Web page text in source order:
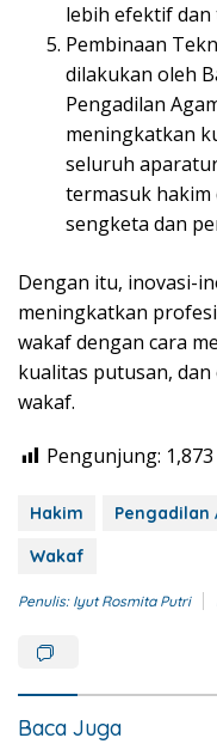
lebih efektif
Pembinaan
dilakukan oleh
Pengadilan
meningkatkan
seluruh
termasuk hakim
sengketa dan
Dengan itu, inovasi-
meningkatkan
wakaf dengan cara
kualitas putusan,
wakaf.
Pengunjung: 1,873
Hakim Pengadilan
Wakaf
Penulis: Iyut Rosmita Putri
Baca Juga